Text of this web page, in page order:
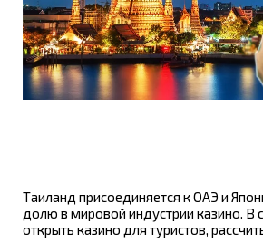
Таиланд присоединяется к ОАЭ и
долю в мировой индустрии казино. В
открыть казино для туристов,